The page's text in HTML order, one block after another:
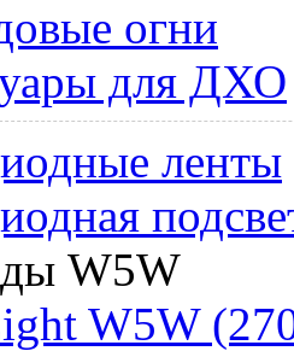
огни
для ДХО
ленты
W5W
W5W